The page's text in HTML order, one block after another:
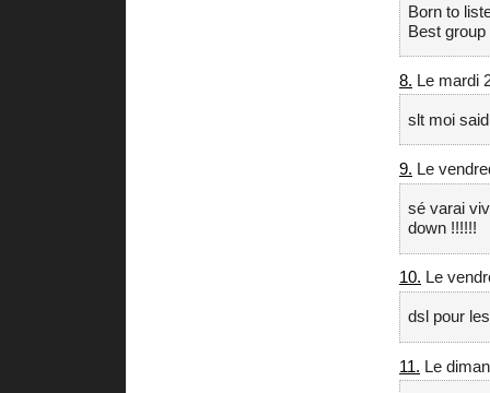
Born to
Best
8. Le mardi
slt moi
9. Le
sé varai
down !!!!!!
10. Le
dsl pour
11. Le